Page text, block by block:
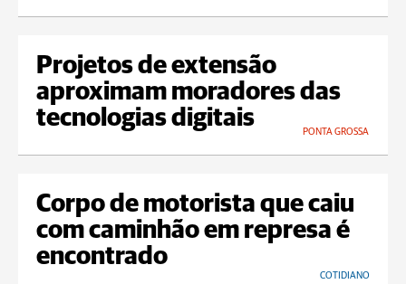
Projetos de extensão
aproximam moradores das
tecnologias digitais
PONTA GROSSA
Corpo de motorista que caiu
com caminhão em represa é
encontrado
COTIDIANO